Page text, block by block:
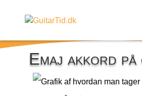
Emaj akkord